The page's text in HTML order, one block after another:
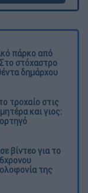
πάρκο από
στόχαστρο
δημάρχου
τροχαίο στις
και γιος:
βίντεο για το
της